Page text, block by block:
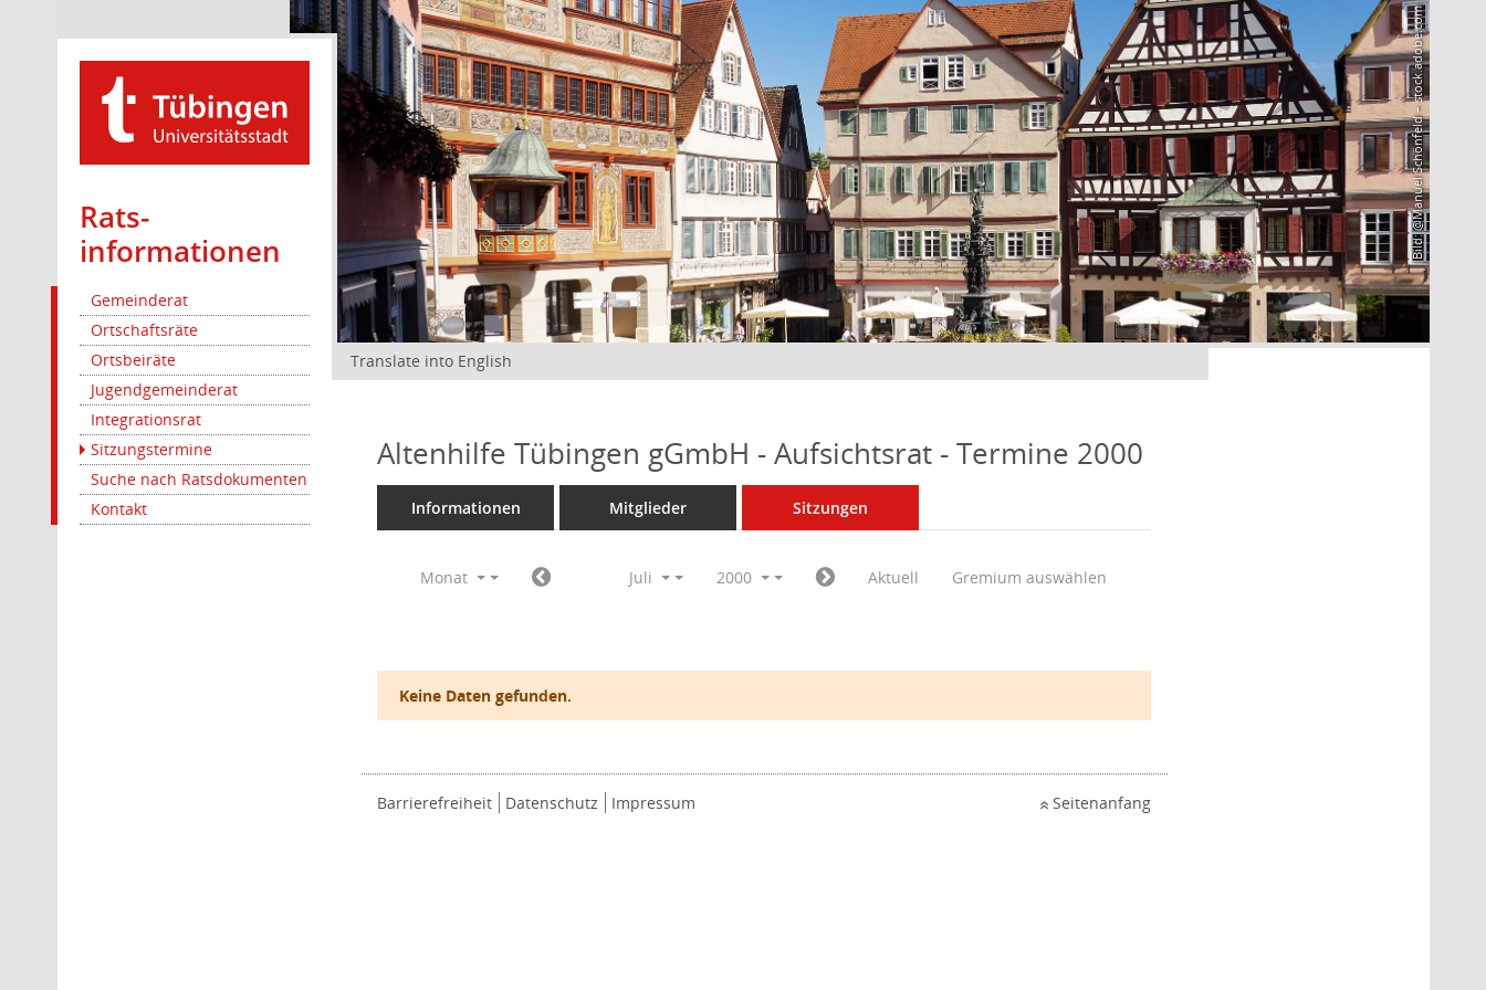
Rats­
informationen
Gemeinderat
Ortschaftsräte
Ortsbeiräte
Jugendgemeinderat
Integrationsrat
Sitzungstermine
Suche nach Ratsdokumenten
Kontakt
Bild: @Manuel Schönfeld – stock.adobe.com
Translate into English
Altenhilfe Tübingen gGmbH - Aufsichtsrat - Termine 2000
Informationen Mitglieder Sitzungen
Monat Juli 2000 Aktuell Gremium auswählen
Keine Daten gefunden.
Barrierefreiheit Datenschutz Impressum Seitenanfang